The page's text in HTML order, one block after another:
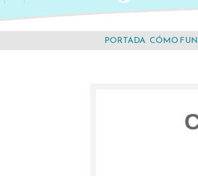
PORTADA CÓMO